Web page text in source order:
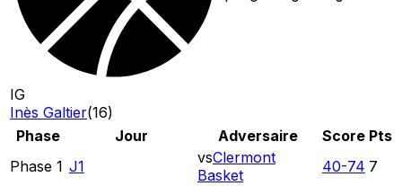
IG
Inès Galtier(16)
Phase Jour Adversaire Score Pts
Phase 1 J1 vsClermont
Basket
40-74 7